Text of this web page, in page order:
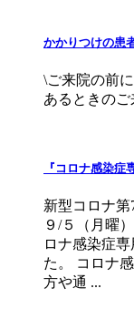
かかりつけの患
\ご来院の前
あるときの
『コロナ感染症
新型コロナ第
９/５（月曜
ロナ感染症
た。 コロナ
方や通 ...